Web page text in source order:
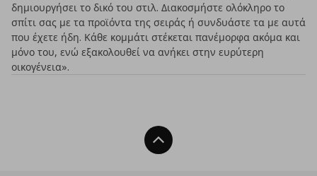
δημιουργήσει το δικό του στιλ. Διακοσμήστε ολόκληρο το
σπίτι σας με τα προϊόντα της σειράς ή συνδυάστε τα με αυτά
που έχετε ήδη. Κάθε κομμάτι στέκεται πανέμορφα ακόμα και
μόνο του, ενώ εξακολουθεί να ανήκει στην ευρύτερη
οικογένεια».
Back To Top